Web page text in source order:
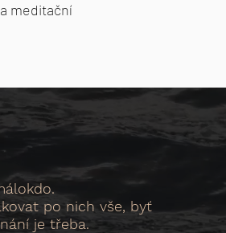
meditační
po nich vše, byť
je třeba.